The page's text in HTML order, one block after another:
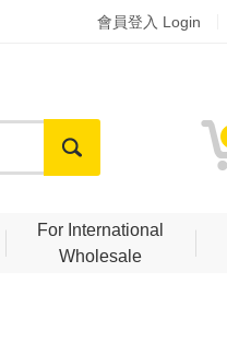
會員登入 Login
For International
Wholesale